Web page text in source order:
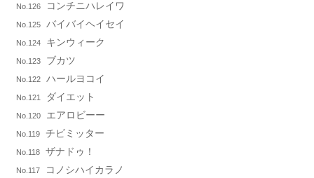
No.126 コンチニハレイワ
No.125 バイバイヘイセイ
No.124 キンウィーク
No.123 ブカツ
No.122 ハールヨコイ
No.121 ダイエット
No.120 エアロビーー
No.119 チビミッター
No.118 ザナドゥ！
No.117 コノシハイカラノ